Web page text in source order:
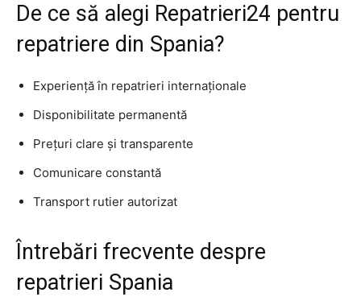
De ce să alegi Repatrieri24 pentru
repatriere din Spania?
Experiență în repatrieri internaționale
Disponibilitate permanentă
Prețuri clare și transparente
Comunicare constantă
Transport rutier autorizat
Întrebări frecvente despre
repatrieri Spania